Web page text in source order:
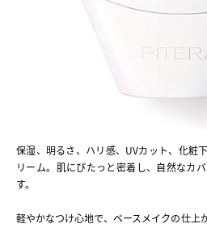
保湿、明るさ、ハリ感、UVカット、化粧
リーム。肌にぴたっと密着し、自然なカ
す。
軽やかなつけ心地で、ベースメイクの仕上